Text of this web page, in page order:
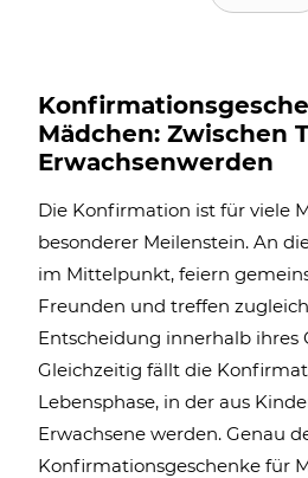
Mädchen: Zwischen
Erwachsenwerden
Die Konfirmation ist für viele
besonderer Meilenstein. An
im Mittelpunkt, feiern
Freunden und treffen
Entscheidung innerhalb ihres
Gleichzeitig fällt die
Lebensphase, in der aus
Erwachsene werden. Genau
Konfirmationsgeschenke für